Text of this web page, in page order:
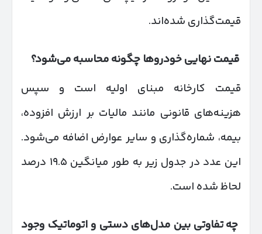
قیمت‌گذاری شده‌اند.
قیمت نهایی خودروها چگونه محاسبه می‌شود؟
قیمت کارخانه مبنای اولیه است و سپس
هزینه‌های قانونی مانند مالیات بر ارزش افزوده،
بیمه، شماره‌گذاری و سایر عوارض اضافه می‌شود.
این عدد در جدول زیر به طور میانگین ۱۹.۵ درصد
لحاظ شده است.
چه تفاوتی بین مدل‌های دستی و اتوماتیک وجود